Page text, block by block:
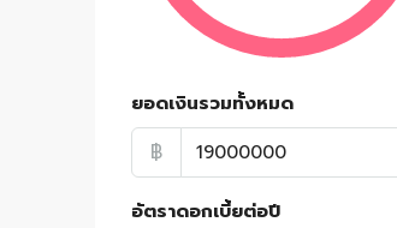
ยอดเงินรวมทั้งหมด
฿
อัตราดอกเบี้ยต่อปี